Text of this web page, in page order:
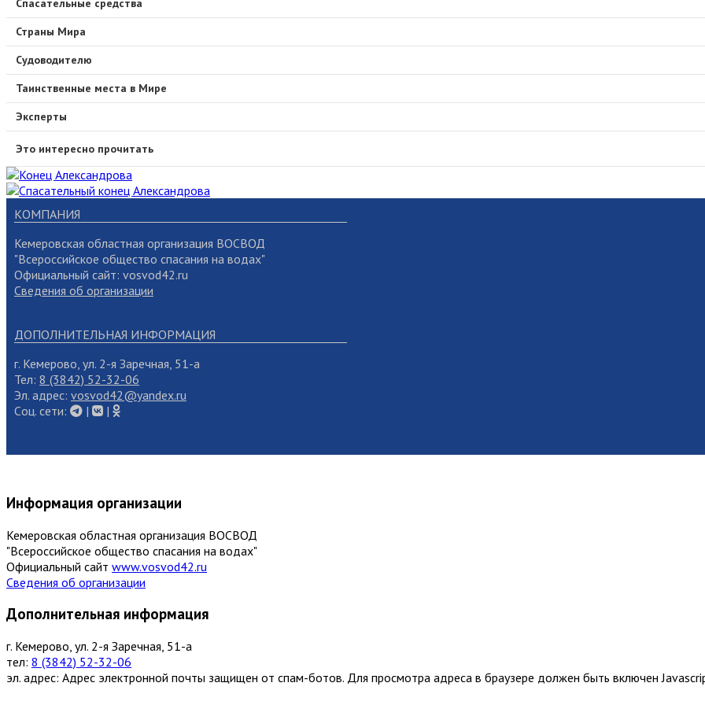
Спасательные средства
Страны Мира
Судоводителю
Таинственные места в Мире
Эксперты
Это интересно прочитать
КОМПАНИЯ
Кемеровская областная организация ВОСВОД
"Всероссийское общество спасания на водах"
Официальный сайт: vosvod42.ru
Сведения об организации
ДОПОЛНИТЕЛЬНАЯ ИНФОРМАЦИЯ
г. Кемерово, ул. 2-я Заречная, 51-а
Тел: 8 (3842) 52-32-06
Эл. адрес: vosvod42@yandex.ru
Cоц. сети:
| |
Информация организации
Кемеровская областная организация ВОСВОД
"Всероссийское общество спасания на водах"
Официальный сайт www.vosvod42.ru
Сведения об организации
Дополнительная информация
г. Кемерово, ул. 2-я Заречная, 51-а
тел: 8 (3842) 52-32-06
эл. адрес: Адрес электронной почты защищен от спам-ботов. Для просмотра адреса в браузере должен быть включен